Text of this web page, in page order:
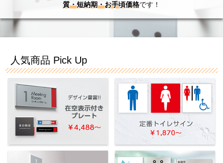
質・短納期・お手頃価格です！
人気商品 Pick Up